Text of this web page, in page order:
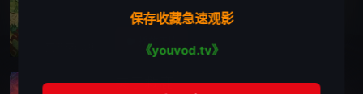
雁接到哥哥凡虎电话，希望她早点回乡协助解
年祁小伟恋爱，未婚先孕。结婚前两家谈崩，
播放正片
夹子救鹿
保存收藏急速观影
《youvod.tv》